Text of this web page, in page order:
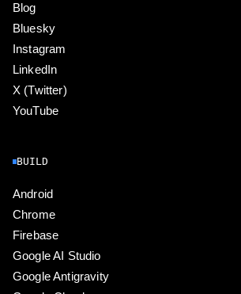
Blog
Bluesky
Instagram
LinkedIn
X (Twitter)
YouTube
BUILD
Android
Chrome
Firebase
Google AI Studio
Google Antigravity